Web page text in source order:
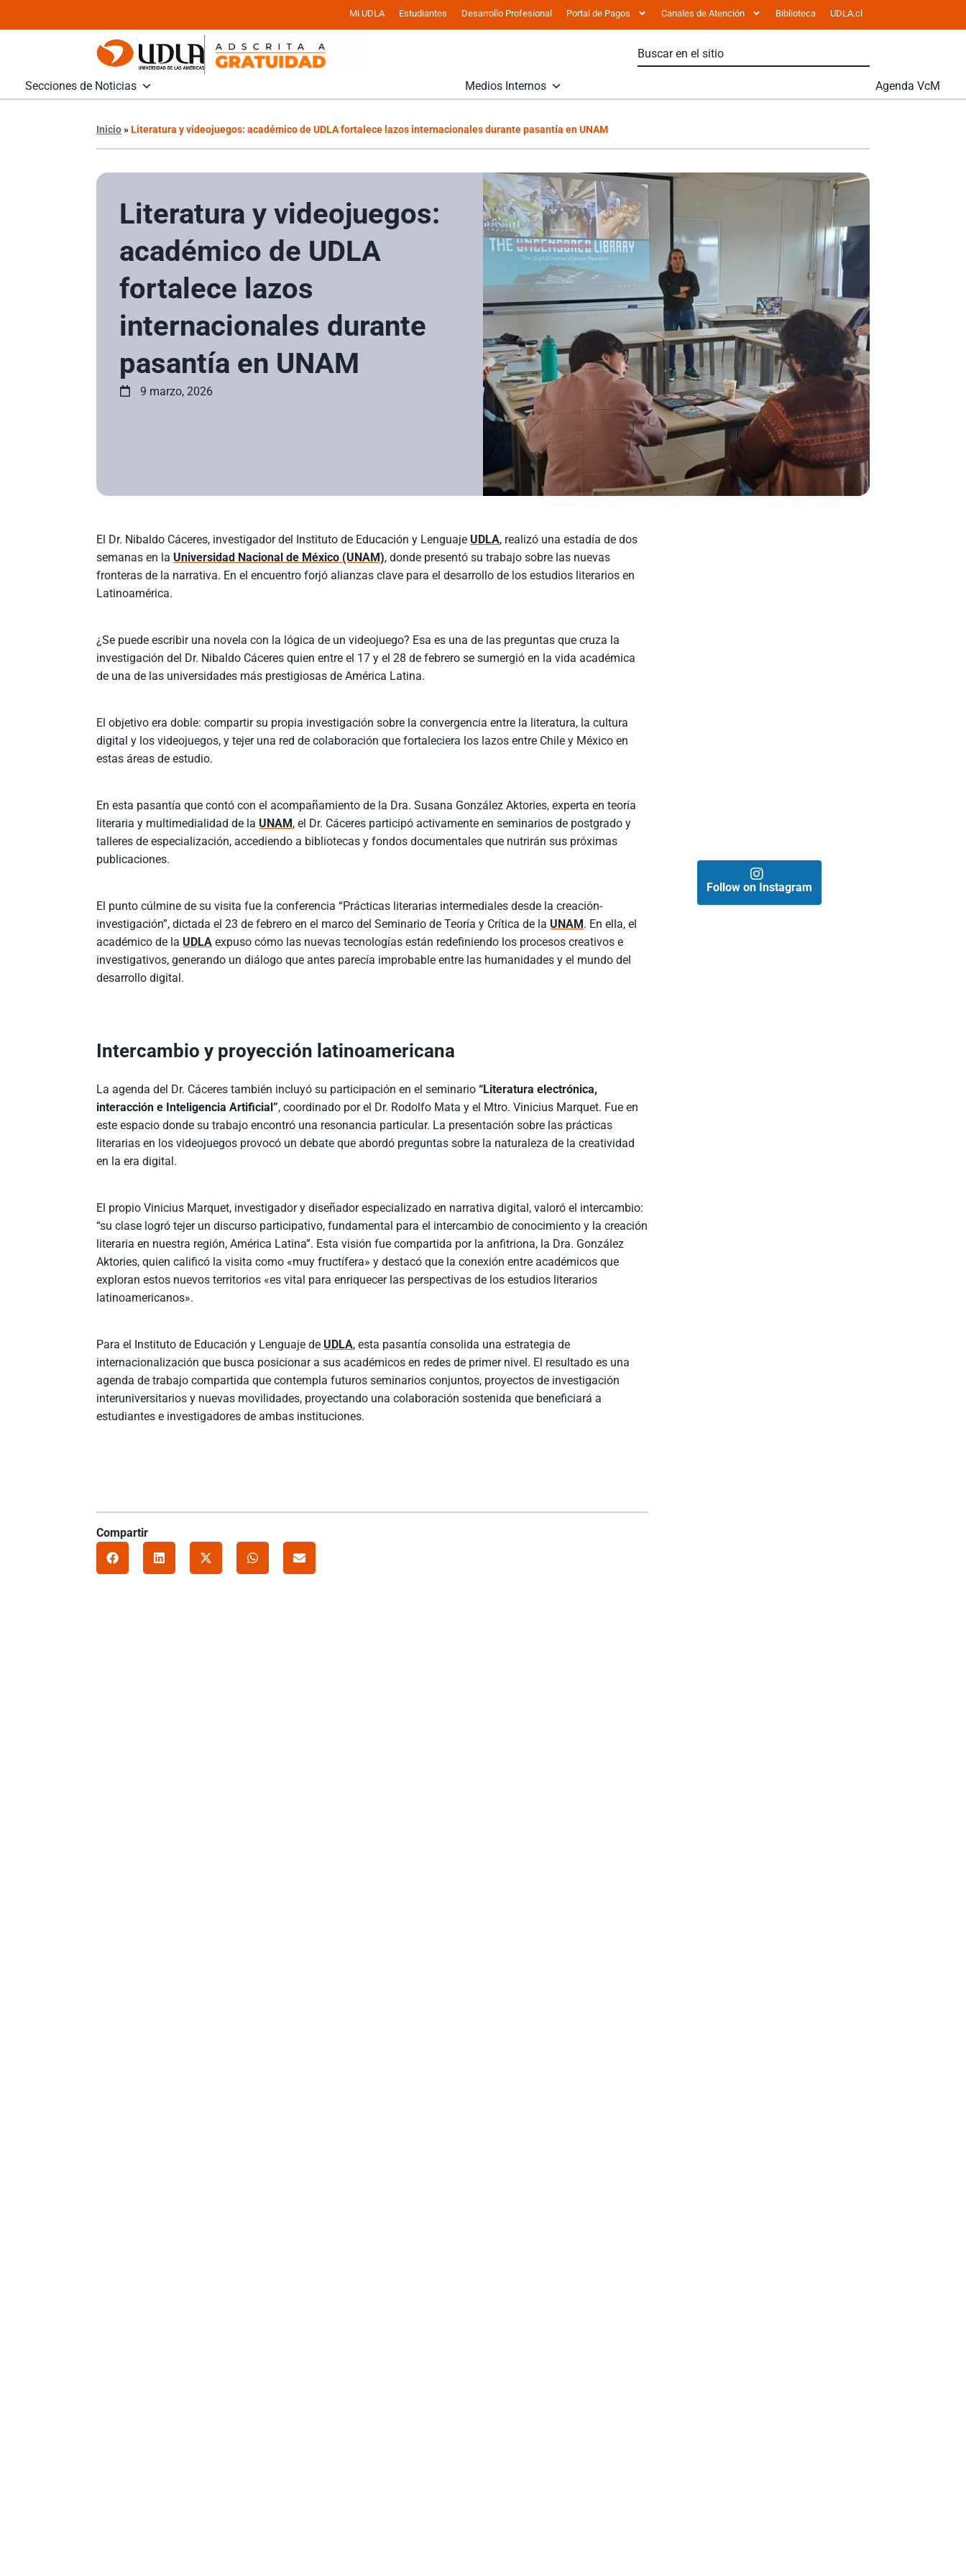
Mi UDLA Estudiantes Desarrollo Profesional Portal de Pagos Canales de Atención Biblioteca UDLA.cl
Secciones de Noticias Medios Internos Agenda VcM
Inicio»Literatura y videojuegos: académico de UDLA fortalece lazos internacionales durante pasantía en UNAM
Literatura y videojuegos:
académico de UDLA
fortalece lazos
internacionales durante
pasantía en UNAM
9 marzo, 2026
El Dr. Nibaldo Cáceres, investigador del Instituto de Educación y Lenguaje UDLA, realizó una estadía de dos
semanas en la Universidad Nacional de México (UNAM), donde presentó su trabajo sobre las nuevas
fronteras de la narrativa. En el encuentro forjó alianzas clave para el desarrollo de los estudios literarios en
Latinoamérica.
¿Se puede escribir una novela con la lógica de un videojuego? Esa es una de las preguntas que cruza la
investigación del Dr. Nibaldo Cáceres quien entre el 17 y el 28 de febrero se sumergió en la vida académica
de una de las universidades más prestigiosas de América Latina.
El objetivo era doble: compartir su propia investigación sobre la convergencia entre la literatura, la cultura
digital y los videojuegos, y tejer una red de colaboración que fortaleciera los lazos entre Chile y México en
estas áreas de estudio.
En esta pasantía que contó con el acompañamiento de la Dra. Susana González Aktories, experta en teoría
literaria y multimedialidad de la UNAM, el Dr. Cáceres participó activamente en seminarios de postgrado y
talleres de especialización, accediendo a bibliotecas y fondos documentales que nutrirán sus próximas
publicaciones.
El punto cúlmine de su visita fue la conferencia “Prácticas literarias intermediales desde la creación-
investigación”, dictada el 23 de febrero en el marco del Seminario de Teoría y Crítica de la UNAM. En ella, el
académico de la UDLA expuso cómo las nuevas tecnologías están redefiniendo los procesos creativos e
investigativos, generando un diálogo que antes parecía improbable entre las humanidades y el mundo del
desarrollo digital.
Intercambio y proyección latinoamericana
La agenda del Dr. Cáceres también incluyó su participación en el seminario “Literatura electrónica,
interacción e Inteligencia Artificial”, coordinado por el Dr. Rodolfo Mata y el Mtro. Vinicius Marquet. Fue en
este espacio donde su trabajo encontró una resonancia particular. La presentación sobre las prácticas
literarias en los videojuegos provocó un debate que abordó preguntas sobre la naturaleza de la creatividad
en la era digital.
El propio Vinicius Marquet, investigador y diseñador especializado en narrativa digital, valoró el intercambio:
“su clase logró tejer un discurso participativo, fundamental para el intercambio de conocimiento y la creación
literaria en nuestra región, América Latina”. Esta visión fue compartida por la anfitriona, la Dra. González
Aktories, quien calificó la visita como «muy fructífera» y destacó que la conexión entre académicos que
exploran estos nuevos territorios «es vital para enriquecer las perspectivas de los estudios literarios
latinoamericanos».
Para el Instituto de Educación y Lenguaje de UDLA, esta pasantía consolida una estrategia de
internacionalización que busca posicionar a sus académicos en redes de primer nivel. El resultado es una
agenda de trabajo compartida que contempla futuros seminarios conjuntos, proyectos de investigación
interuniversitarios y nuevas movilidades, proyectando una colaboración sostenida que beneficiará a
estudiantes e investigadores de ambas instituciones.
Compartir
Follow on Instagram